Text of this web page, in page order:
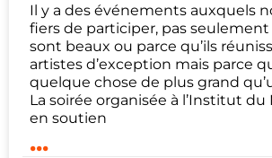
Il y a des événements auxquels
fiers de participer, pas seulement
sont beaux ou parce qu’ils
artistes d’exception mais parce
quelque chose de plus grand
La soirée organisée à l’Institut du
en soutien
...